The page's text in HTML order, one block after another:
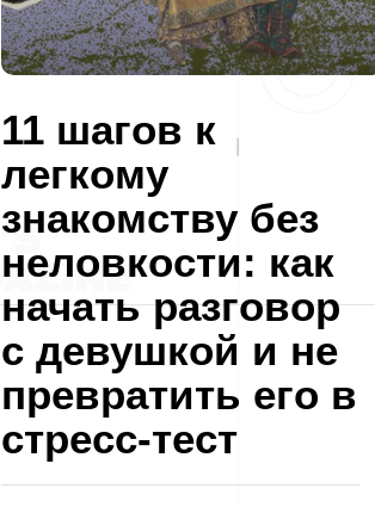
11 шагов к
легкому
знакомству без
неловкости: как
начать разговор
с девушкой и не
превратить его в
стресс-тест